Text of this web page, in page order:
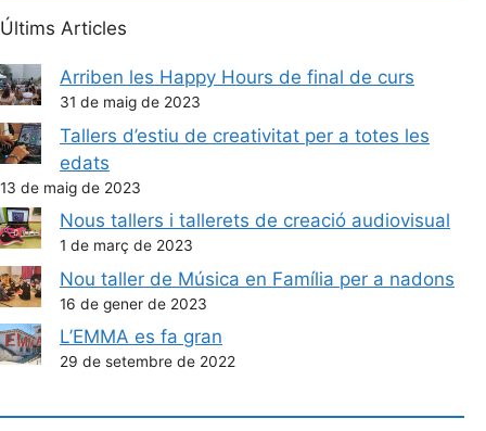
Últims Articles
Arriben les Happy Hours de final de curs
31 de maig de 2023
Tallers d’estiu de creativitat per a totes les
edats
13 de maig de 2023
Nous tallers i tallerets de creació audiovisual
1 de març de 2023
Nou taller de Música en Família per a nadons
16 de gener de 2023
L’EMMA es fa gran
29 de setembre de 2022